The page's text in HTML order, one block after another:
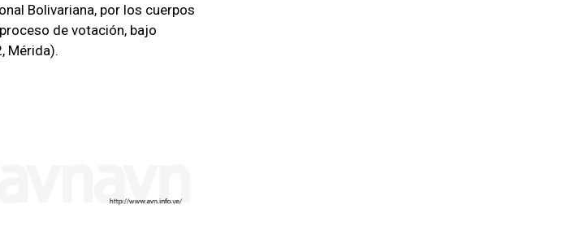
Bolivariana, por los cuerpos
de votación, bajo
Mérida).